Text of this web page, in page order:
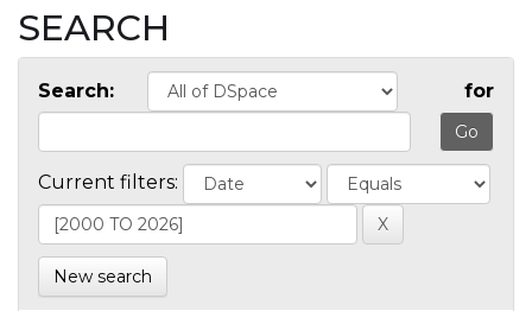
SEARCH
Search: for
Current filters:
New search